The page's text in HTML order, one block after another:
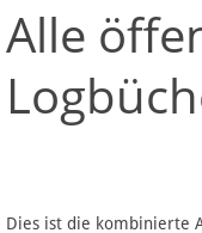
Navigation
Über Lobbypedia
Artikel nach
Alle
Dies ist die kombinierte